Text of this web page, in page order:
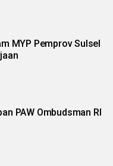
MYP Pemprov Sulsel
PAW Ombudsman RI